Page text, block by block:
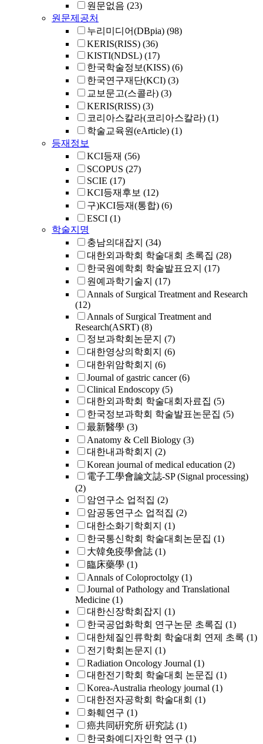
원문없음 (23)
원문제공처
누리미디어(DBpia) (98)
KERIS(RISS) (36)
KISTI(NDSL) (17)
한국학술정보(KISS) (6)
한국연구재단(KCI) (3)
교보문고(스콜라) (3)
KERIS(RISS) (3)
코리아스칼라(코리아스칼라) (1)
학술교육원(eArticle) (1)
등재정보
KCI등재 (56)
SCOPUS (27)
SCIE (17)
KCI등재후보 (12)
구)KCI등재(통합) (6)
ESCI (1)
학술지명
충남의대잡지 (34)
대한외과학회 학술대회 초록집 (28)
한국원예학회 학술발표요지 (17)
원예과학기술지 (17)
Annals of Surgical Treatment and Research
(12)
Annals of Surgical Treatment and
Research(ASRT) (8)
정보과학회논문지 (7)
대한영상의학회지 (6)
대한위암학회지 (6)
Journal of gastric cancer (6)
Clinical Endoscopy (5)
대한외과학회 학술대회자료집 (5)
한국정보과학회 학술발표논문집 (5)
最新醫學 (3)
Anatomy & Cell Biology (3)
대한내과학회지 (2)
Korean journal of medical education (2)
電子工學會論文誌-SP (Signal processing)
(2)
암연구소 업적집 (2)
암공동연구소 업적집 (2)
대한소화기학회지 (1)
한국통신학회 학술대회논문집 (1)
大韓免疫學會誌 (1)
臨床藥學 (1)
Annals of Coloproctolgy (1)
Journal of Pathology and Translational
Medicine (1)
대한신장학회잡지 (1)
한국공업화학회 연구논문 초록집 (1)
대한체질인류학회 학술대회 연제 초록 (1)
전기학회논문지 (1)
Radiation Oncology Journal (1)
대한전기학회 학술대회 논문집 (1)
Korea-Australia rheology journal (1)
대한전자공학회 학술대회 (1)
화훼연구 (1)
癌共同硏究所 硏究誌 (1)
한국화예디자인학 연구 (1)